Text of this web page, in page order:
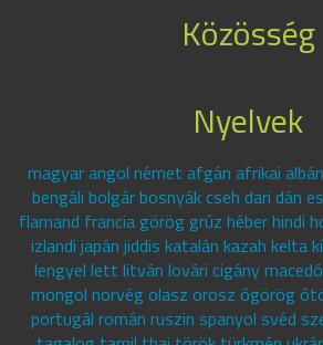
Közösség
Nyelvek
magyar angol német afgán afrikai
bengáli bolgár bosnyák cseh dari dán
flamand francia görög grúz héber hindi
izlandi japán jiddis katalán kazah kelta
lengyel lett litván lovári cigány
mongol norvég olasz orosz ógörög
portugál román ruszin spanyol svéd